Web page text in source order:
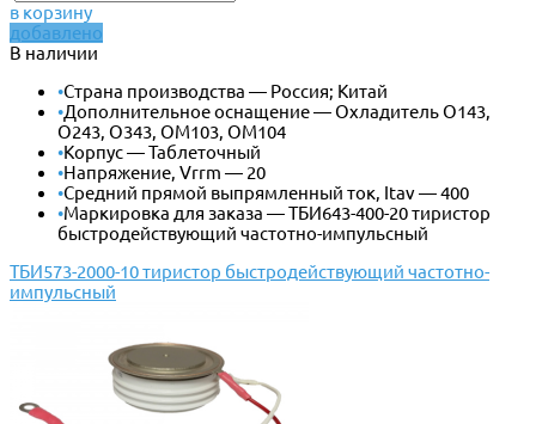
в корзину
добавлено
В наличии
•Страна производства — Россия; Китай
•Дополнительное оснащение — Охладитель О143,
О243, О343, ОМ103, ОМ104
•Корпус — Таблеточный
•Напряжение, Vrrm — 20
•Средний прямой выпрямленный ток, Itav — 400
•Маркировка для заказа — ТБИ643-400-20 тиристор
быстродействующий частотно-импульсный
ТБИ573-2000-10 тиристор быстродействующий частотно-
импульсный